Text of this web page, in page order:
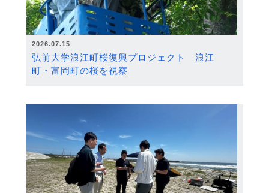
2026.07.15
弘前大学浪江町桜復興プロジェクト 浪江
町・富岡町の桜を視察